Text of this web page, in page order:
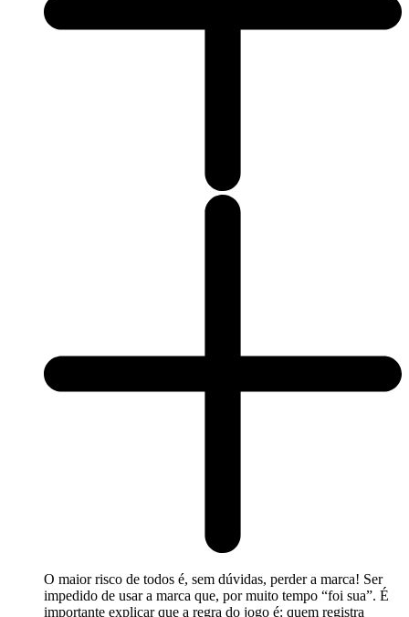
O maior risco de todos é, sem dúvidas, perder a marca! Ser
impedido de usar a marca que, por muito tempo “foi sua”. É
importante explicar que a regra do jogo é: quem registra